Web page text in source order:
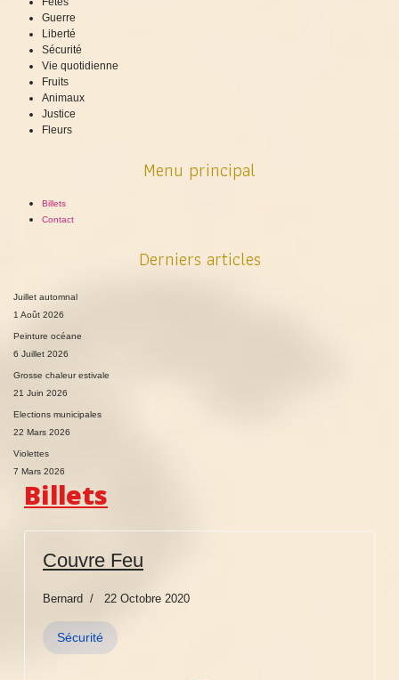
Guerre
Liberté
Sécurité
Vie quotidienne
Fruits
Animaux
Justice
Fleurs
Menu principal
Billets
Contact
Derniers articles
Juillet automnal
1 Août 2026
Peinture océane
6 Juillet 2026
Grosse chaleur estivale
21 Juin 2026
Elections municipales
22 Mars 2026
Violettes
7 Mars 2026
Billets
Couvre Feu
Bernard 22 Octobre 2020
Sécurité